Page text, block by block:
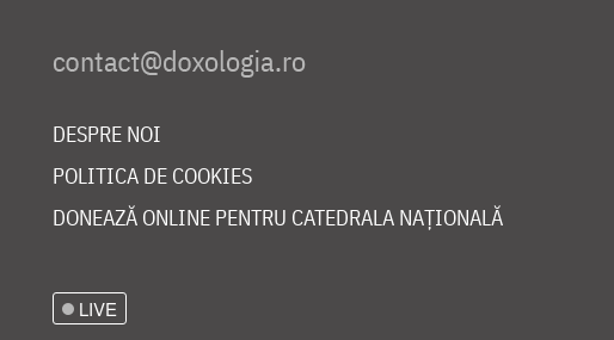
DESPRE NOI
POLITICA DE COOKIES
DONEAZĂ ONLINE PENTRU CATEDRALA NAȚIONALĂ
LIVE